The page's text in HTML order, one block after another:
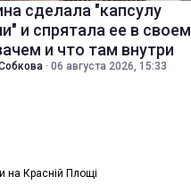
сделала "капсулу
и спрятала ее в своем
и что там внутри
· 06 августа 2026, 15:33
на Красній Площі